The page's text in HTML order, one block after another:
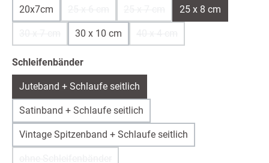
20x7cm 25 x 8 cm
30 x 10 cm
Schleifenbänderauswählen
Juteband + Schlaufe seitlich
Satinband + Schlaufe seitlich
Vintage Spitzenband + Schlaufe seitlich